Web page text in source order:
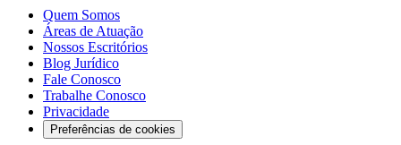
Quem Somos
Áreas de Atuação
Nossos Escritórios
Blog Jurídico
Fale Conosco
Trabalhe Conosco
Privacidade
Preferências de cookies